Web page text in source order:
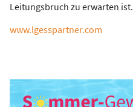
Leitungsbruch zu erwarten ist.
www.lgesspartner.com